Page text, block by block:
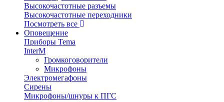
Высокочастотные разъемы
Высокочастотные переходники
Посмотреть все
Оповещение
Приборы Tema
InterM
Громкоговорители
Микрофоны
Электромегафоны
Сирены
Микрофоны/шнуры к ПГС